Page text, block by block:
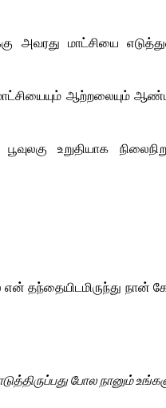
அவரது மாட்சியை
ஆற்றலையும்
உறுதியாக
தந்தையிடமிருந்து நான்
போல நானும்